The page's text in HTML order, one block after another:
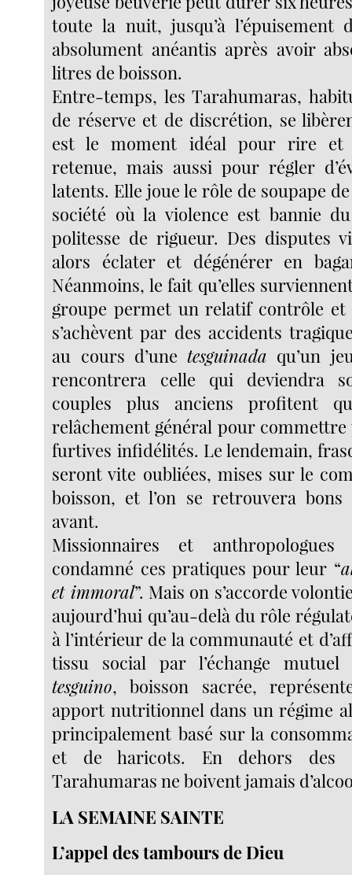
toute la nuit, jusqu’à l’épuisement
absolument anéantis après avoir
litres de boisson.
Entre-temps, les Tarahumaras,
de réserve et de discrétion, se
est le moment idéal pour rire et
retenue, mais aussi pour régler
latents. Elle joue le rôle de soupape
société où la violence est bannie
politesse de rigueur. Des disputes
alors éclater et dégénérer en
Néanmoins, le fait qu’elles
groupe permet un relatif contrôle et
s’achèvent par des accidents
au cours d’unetesguinada qu’un
rencontrera celle qui deviendra
couples plus anciens profitent
relâchement général pour commettre
furtives infidélités. Le lendemain,
seront vite oubliées, mises sur le
boisson, et l’on se retrouvera bons
avant.
Missionnaires et
condamné ces pratiques pour leur “
et immoral”. Mais on s’accorde
aujourd’hui qu’au-delà du rôle
à l’intérieur de la communauté et
tissu social par l’échange mutuel
tesguino, boisson sacrée,
apport nutritionnel dans un régime
principalement basé sur la
et de haricots. En dehors des
Tarahumaras ne boivent jamais
LA SEMAINE SAINTE
L’appel des tambours de Dieu